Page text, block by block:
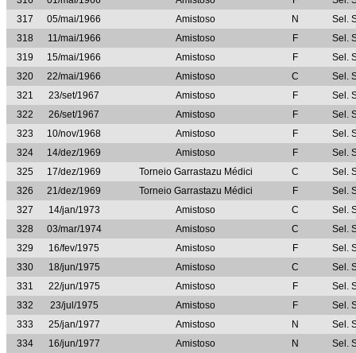
317
05/mai/1966 Amistoso N
Sel.
318
11/mai/1966 Amistoso F
Sel.
319
15/mai/1966 Amistoso F
Sel.
320
22/mai/1966 Amistoso C
Sel.
321
23/set/1967 Amistoso F
Sel.
322
26/set/1967 Amistoso F
Sel.
323
10/nov/1968 Amistoso F
Sel.
324
14/dez/1969 Amistoso F
Sel.
325
17/dez/1969 Torneio Garrastazu Médici C
Sel.
326
21/dez/1969 Torneio Garrastazu Médici F
Sel.
327
14/jan/1973 Amistoso C
Sel.
328
03/mar/1974 Amistoso C
Sel.
329
16/fev/1975 Amistoso F
Sel.
330
18/jun/1975 Amistoso C
Sel.
331
22/jun/1975 Amistoso F
Sel.
332
23/jul/1975 Amistoso F
Sel.
333
25/jan/1977 Amistoso N
Sel.
334
16/jun/1977 Amistoso N
Sel.